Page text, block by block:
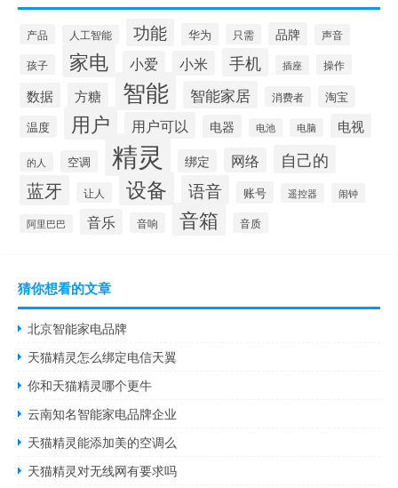
产品 人工智能 功能 华为 只需 品牌 声音
孩子 家电 小爱 小米 手机 插座 操作
数据 方糖 智能 智能家居 消费者
淘宝
温度
用户 用户可以 电器 电池 电脑 电视
的人 空调 精灵 绑定 网络 自己的
蓝牙 让人 设备 语音 账号 遥控器 闹钟
阿里巴巴 音乐 音响 音箱 音质
猜你想看的文章
北京智能家电品牌
天猫精灵怎么绑定电信天翼
你和天猫精灵哪个更牛
云南知名智能家电品牌企业
天猫精灵能添加美的空调么
天猫精灵对无线网有要求吗